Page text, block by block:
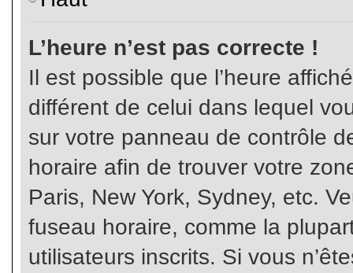
L’heure n’est pas correcte !
Il est possible que l’heure
différent de celui dans lequel
sur votre panneau de contrôle
horaire afin de trouver votre
Paris, New York, Sydney, etc.
fuseau horaire, comme la
utilisateurs inscrits. Si vous